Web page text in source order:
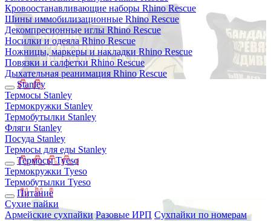
Кровоостанавливающие наборы Rhino Rescue
Шины иммобилизационные Rhino Rescue
Декомпресионные иглы Rhino Rescue
Носилки и одеяла Rhino Rescue
Ножницы, маркеры и накладки Rhino Rescue
Повязки и салфетки Rhino Rescue
Дыхательная реанимация Rhino Rescue
Stanley
Термосы Stanley
Термокружки Stanley
Термобутылки Stanley
Фляги Stanley
Посуда Stanley
Термосы для еды Stanley
Термосы Tyeso
Термокружки Tyeso
Термобутылки Tyeso
Питание
Сухие пайки
Армейские сухпайки Разовые ИРП Сухпайки по номерам